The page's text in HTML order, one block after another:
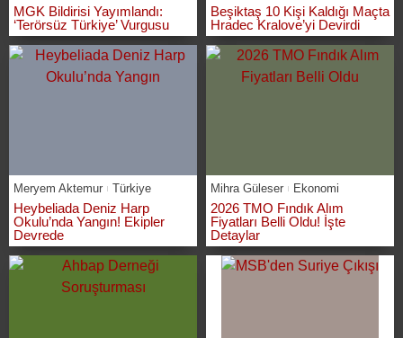
MGK Bildirisi Yayımlandı:
‘Terörsüz Türkiye’ Vurgusu
Beşiktaş 10 Kişi Kaldığı Maçta
Hradec Kralove’yi Devirdi
Meryem Aktemur Türkiye
Heybeliada Deniz Harp
Okulu’nda Yangın! Ekipler
Devrede
Mihra Güleser Ekonomi
2026 TMO Fındık Alım
Fiyatları Belli Oldu! İşte
Detaylar